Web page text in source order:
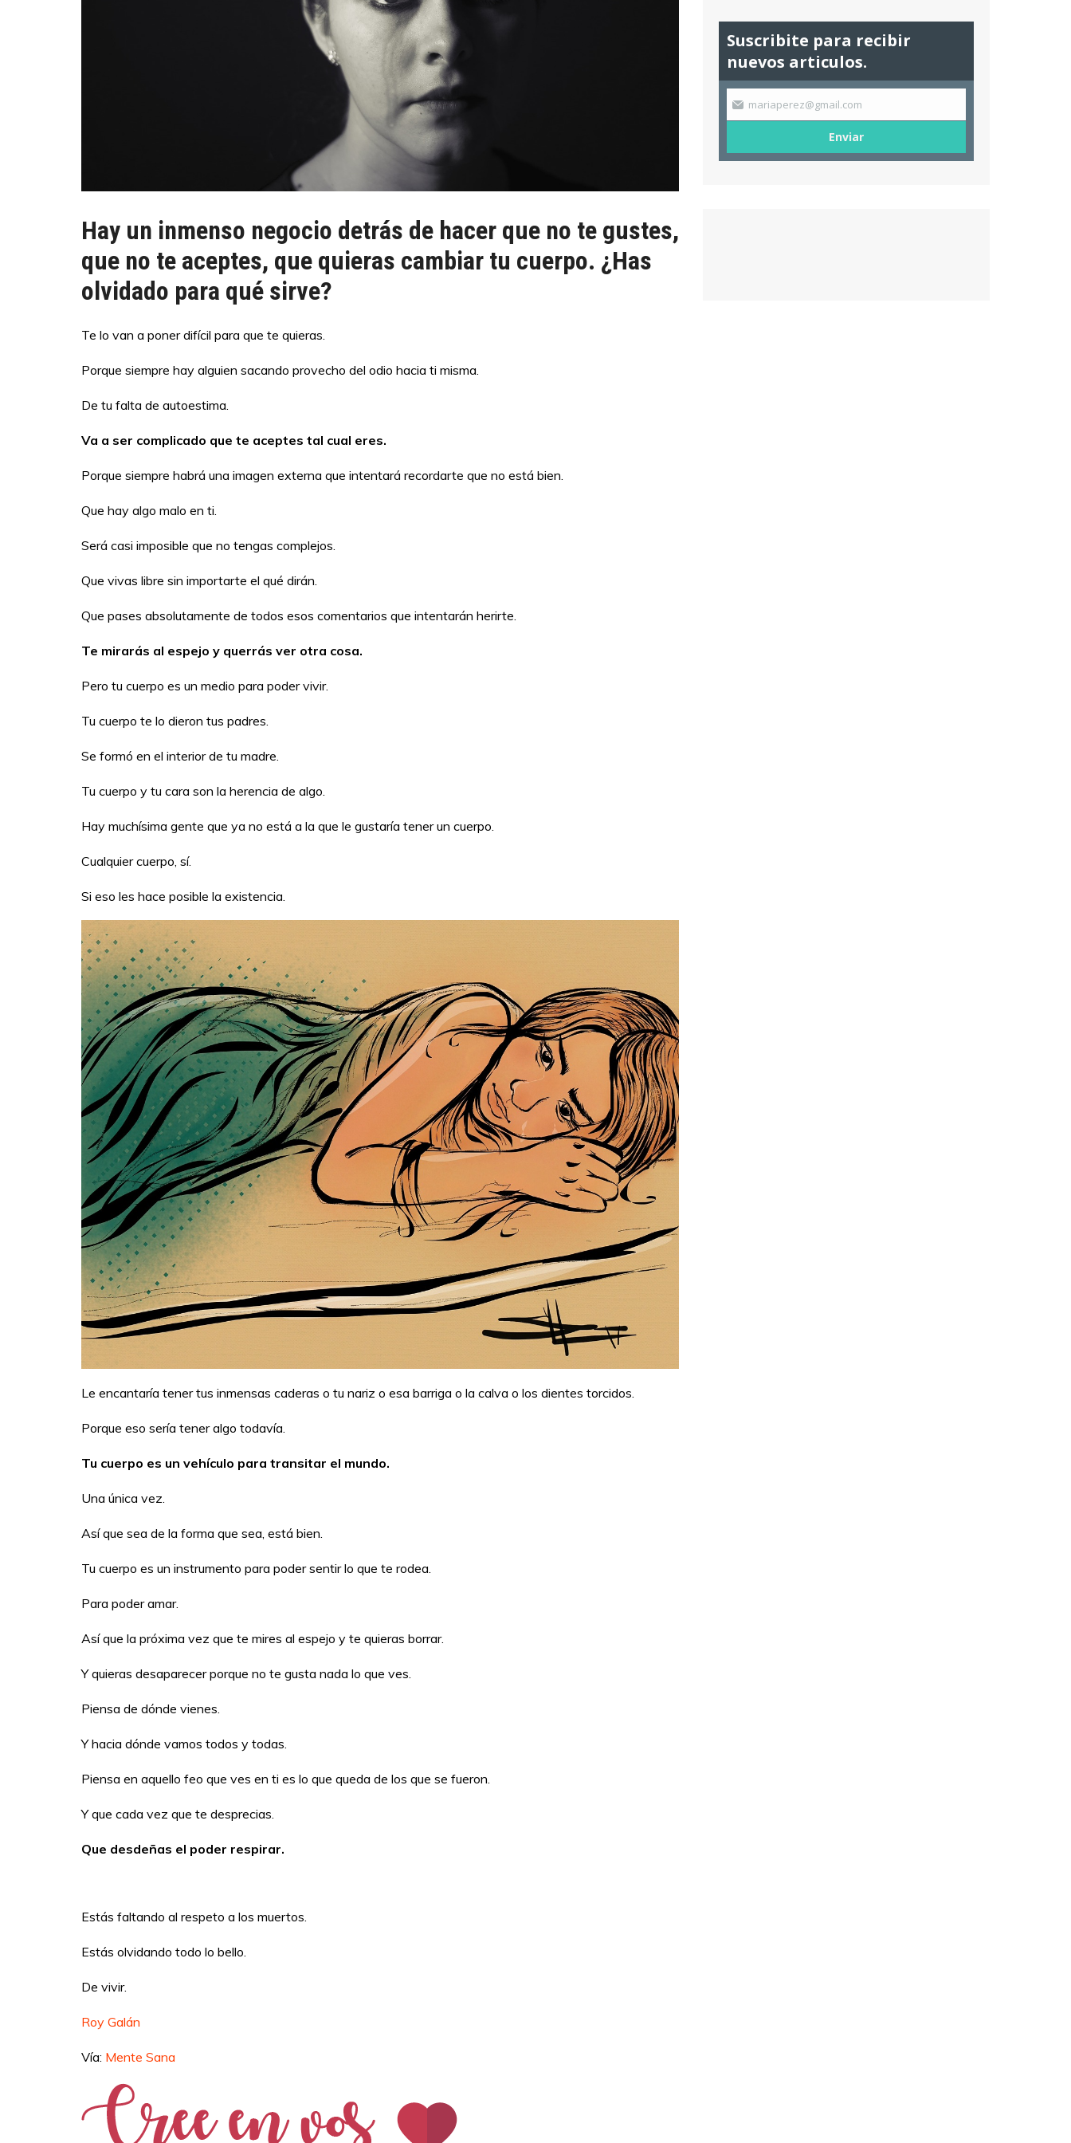
Hay un inmenso negocio detrás de hacer que no te gustes,
que no te aceptes, que quieras cambiar tu cuerpo. ¿Has
olvidado para qué sirve?
Te lo van a poner difícil para que te quieras.
Porque siempre hay alguien sacando provecho del odio hacia ti misma.
De tu falta de autoestima.
Va a ser complicado que te aceptes tal cual eres.
Porque siempre habrá una imagen externa que intentará recordarte que no está bien.
Que hay algo malo en ti.
Será casi imposible que no tengas complejos.
Que vivas libre sin importarte el qué dirán.
Que pases absolutamente de todos esos comentarios que intentarán herirte.
Te mirarás al espejo y querrás ver otra cosa.
Pero tu cuerpo es un medio para poder vivir.
Tu cuerpo te lo dieron tus padres.
Se formó en el interior de tu madre.
Tu cuerpo y tu cara son la herencia de algo.
Hay muchísima gente que ya no está a la que le gustaría tener un cuerpo.
Cualquier cuerpo, sí.
Si eso les hace posible la existencia.
Le encantaría tener tus inmensas caderas o tu nariz o esa barriga o la calva o los dientes torcidos.
Porque eso sería tener algo todavía.
Tu cuerpo es un vehículo para transitar el mundo.
Una única vez.
Así que sea de la forma que sea, está bien.
Tu cuerpo es un instrumento para poder sentir lo que te rodea.
Para poder amar.
Así que la próxima vez que te mires al espejo y te quieras borrar.
Y quieras desaparecer porque no te gusta nada lo que ves.
Piensa de dónde vienes.
Y hacia dónde vamos todos y todas.
Piensa en aquello feo que ves en ti es lo que queda de los que se fueron.
Y que cada vez que te desprecias.
Que desdeñas el poder respirar.
Estás faltando al respeto a los muertos.
Estás olvidando todo lo bello.
De vivir.
Roy Galán
Vía: Mente Sana
Suscribite para recibir
nuevos articulos.
mariaperez@gmail.com
Enviar